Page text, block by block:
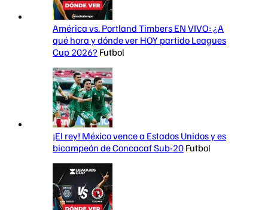
América vs. Portland Timbers EN VIVO: ¿A
qué hora y dónde ver HOY partido Leagues
Cup 2026? Futbol
¡El rey! México vence a Estados Unidos y es
bicampeón de Concacaf Sub-20 Futbol